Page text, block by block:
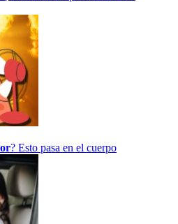
? Esto pasa en el cuerpo